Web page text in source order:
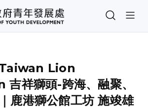
Taiwan Lion
祥獅頭-跨海、融聚、
鹿港獅公館工坊 施竣雄